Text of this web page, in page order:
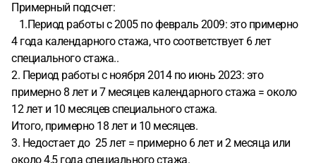
Примерный подсчет:
1.Период работы с 2005 по февраль 2009: это примерно
4 года календарного стажа, что соответствует 6 лет
специального стажа..
2. Период работы с ноября 2014 по июнь 2023: это
примерно 8 лет и 7 месяцев календарного стажа = около
12 лет и 10 месяцев специального стажа.
Итого, примерно 18 лет и 10 месяцев.
3. Недостает до 25 лет = примерно 6 лет и 2 месяца или
около 4,5 года специального стажа.